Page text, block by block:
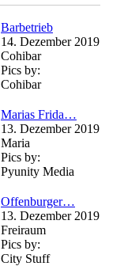
Barbetrieb
14. Dezember 2019
Cohibar
Pics by:
Cohibar
Marias Frida…
13. Dezember 2019
Maria
Pics by:
Pyunity Media
Offenburger…
13. Dezember 2019
Freiraum
Pics by:
City Stuff